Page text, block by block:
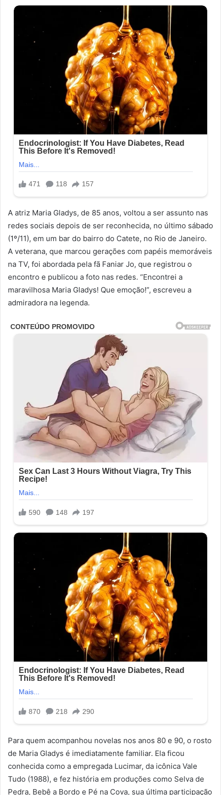
A atriz Maria Gladys, de 85 anos, voltou a ser assunto nas
redes sociais depois de ser reconhecida, no último sábado
(1º/11), em um bar do bairro do Catete, no Rio de Janeiro.
A veterana, que marcou gerações com papéis memoráveis
na TV, foi abordada pela fã Faniar Jo, que registrou o
encontro e publicou a foto nas redes. “Encontrei a
maravilhosa Maria Gladys! Que emoção!”, escreveu a
admiradora na legenda.
Para quem acompanhou novelas nos anos 80 e 90, o rosto
de Maria Gladys é imediatamente familiar. Ela ficou
conhecida como a empregada Lucimar, da icônica Vale
Tudo (1988), e fez história em produções como Selva de
Pedra, Bebê a Bordo e Pé na Cova, sua última participação